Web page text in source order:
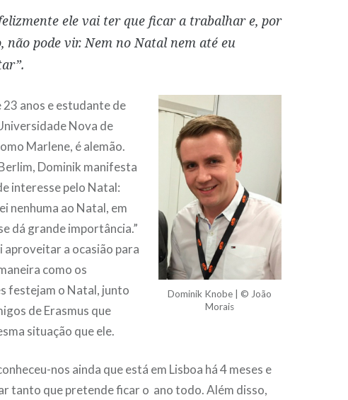
ele vai ter que ficar a trabalhar e, por
não pode vir. Nem no Natal nem até eu
Dominik Knobe | © João
Morais
23 anos e estudante de
Nova de
Marlene, é alemão.
Dominik manifesta
interesse pelo Natal:
nenhuma ao Natal, em
dá grande importância.”
aproveitar a ocasião para
como os
festejam o Natal, junto
de Erasmus que
situação que ele.
nos ainda que está em Lisboa há 4 meses e
tanto que pretende ficar o ano todo. Além disso,